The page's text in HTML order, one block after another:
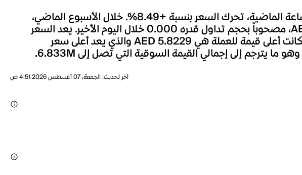
شهد سعر Tether EURt خلال الساعة الماضية تغييراً بنسبة 0.00%، وعلى مدار الـ 24 ساعة الماضية، تحرك السعر بنسبة +8.49%. خلال الأسبوع الماضي،
تحرك سعر Tether EURt بنسبة -11.30%. السعر الحالي لـTether EURt هو AED 0.1878، مصحوباً بحجم تداول قدره 0.000 خلال اليوم الأخير. يعد السعر
الحالي لـTether EURt أقل بنسبة 96.77% بالمئة من أعلى مستوى له على الإطلاق، حيث كانت أعلى قيمة للعملة هي AED 5.8229 والذي يعد أعلى سعر
آخر تحديث:الجمعة، 07 أغسطس 2026 4:51 ص